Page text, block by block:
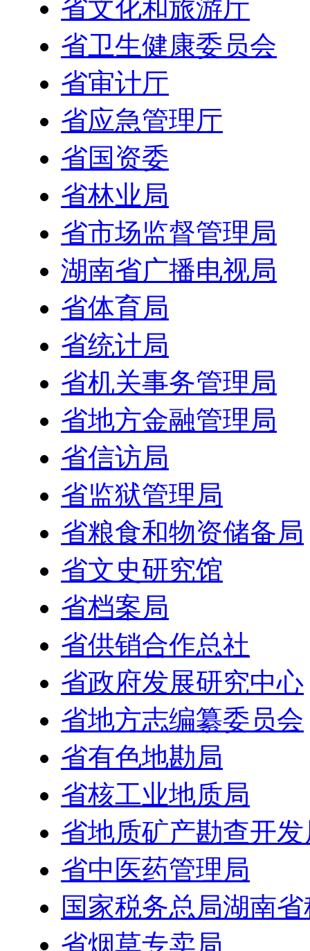
省文化和旅游厅
省卫生健康委员会
省审计厅
省应急管理厅
省国资委
省林业局
省市场监督管理局
湖南省广播电视局
省体育局
省统计局
省机关事务管理局
省地方金融管理局
省信访局
省监狱管理局
省粮食和物资储备局
省文史研究馆
省档案局
省供销合作总社
省政府发展研究中心
省地方志编纂委员会
省有色地勘局
省核工业地质局
省地质矿产勘查开发
省中医药管理局
国家税务总局湖南
省烟草专卖局